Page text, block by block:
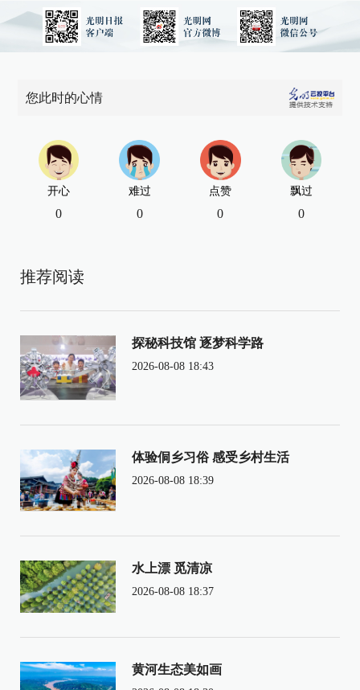
您此时的心情
开心
0
难过
0
点赞
0
飘过
0
推荐阅读
探秘科技馆 逐梦科学路
2026-08-08 18:43
体验侗乡习俗 感受乡村生活
2026-08-08 18:39
水上漂 觅清凉
2026-08-08 18:37
黄河生态美如画